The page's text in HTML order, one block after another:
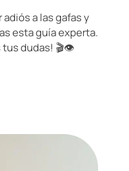
a las gafas y
esta guía experta.
tus dudas! 🎬👁️